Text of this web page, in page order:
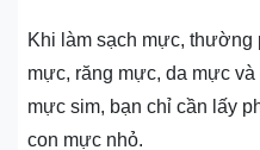
Khi làm sạch mực, thường
mực, răng mực, da mực
mực sim, bạn chỉ cần lấy
con mực nhỏ.